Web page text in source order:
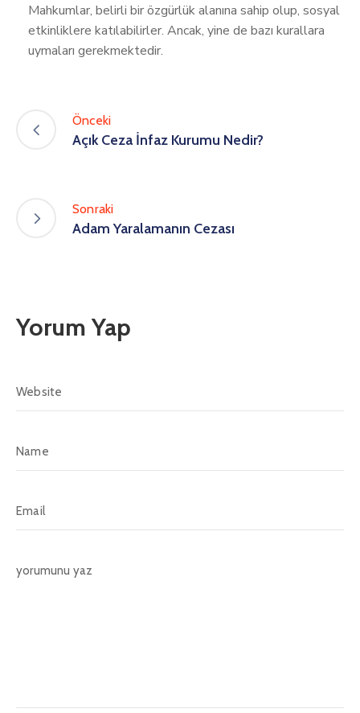
Mahkumlar, belirli bir özgürlük alanına sahip olup, sosyal
etkinliklere katılabilirler. Ancak, yine de bazı kurallara
uymaları gerekmektedir.
Önceki
Açık Ceza İnfaz Kurumu Nedir?
Sonraki
Adam Yaralamanın Cezası
Yorum Yap